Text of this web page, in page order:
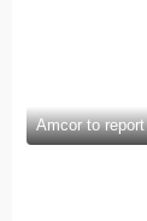
Amcor to